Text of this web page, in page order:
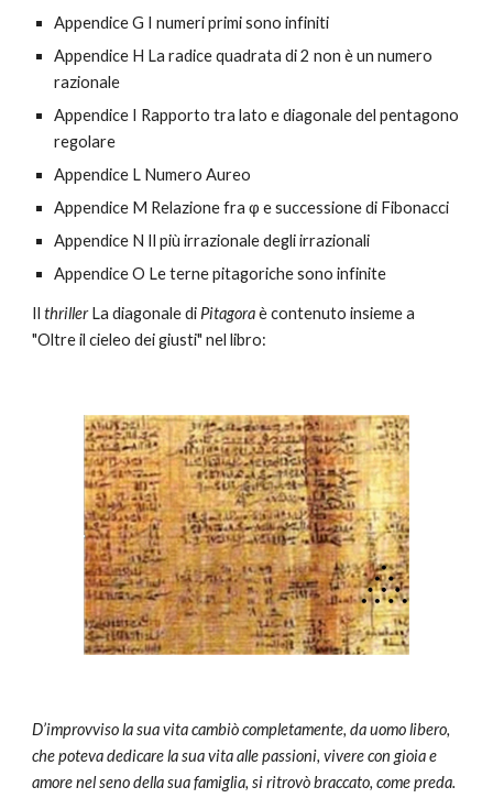
Appendice G I numeri primi sono infiniti
Appendice H La radice quadrata di 2 non è un numero
razionale
Appendice I Rapporto tra lato e diagonale del pentagono
regolare
Appendice L Numero Aureo
Appendice M Relazione fra φ e successione di Fibonacci
Appendice N Il più irrazionale degli irrazionali
Appendice O Le terne pitagoriche sono infinite
Il thriller La diagonale di Pitagora è contenuto insieme a
"Oltre il cieleo dei giusti" nel libro:
D’improvviso la sua vita cambiò completamente, da uomo libero,
che poteva dedicare la sua vita alle passioni, vivere con gioia e
amore nel seno della sua famiglia, si ritrovò braccato, come preda.